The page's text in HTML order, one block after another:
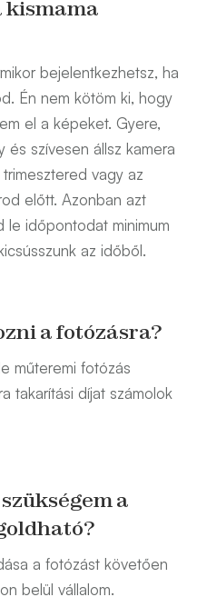
kismama
bejelentkezhetsz, ha
Én nem kötöm ki, hogy
el a képeket. Gyere,
és szívesen állsz kamera
vagy az
előtt. Azonban azt
le időpontodat minimum
az időből.
a fotózásra?
műteremi fotózás
takarítási díjat számolok
a
a fotózást követően
belül vállalom.